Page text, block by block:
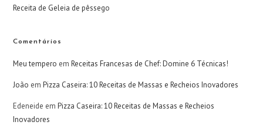
Receita de Geleia de pêssego
Comentários
Meu tempero emReceitas Francesas de Chef: Domine 6 Técnicas!
João emPizza Caseira: 10 Receitas de Massas e Recheios Inovadores
Edeneide emPizza Caseira: 10 Receitas de Massas e Recheios
Inovadores